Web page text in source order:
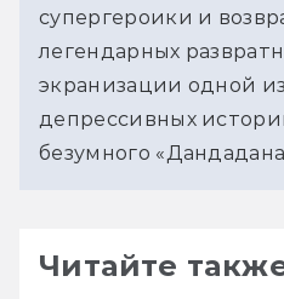
супергероики и
легендарных
экранизации одной
депрессивных
безумного
Читайте